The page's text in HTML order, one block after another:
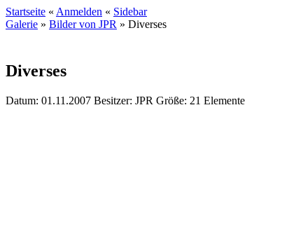
Startseite « Anmelden « Sidebar
Galerie » Bilder von JPR » Diverses
Diverses
Datum: 01.11.2007 Besitzer: JPR Größe: 21 Elemente